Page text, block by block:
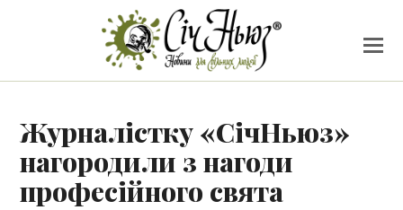
Журналістку «СічНьюз»
нагородили з нагоди
професійного свята